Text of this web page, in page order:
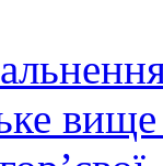
вище